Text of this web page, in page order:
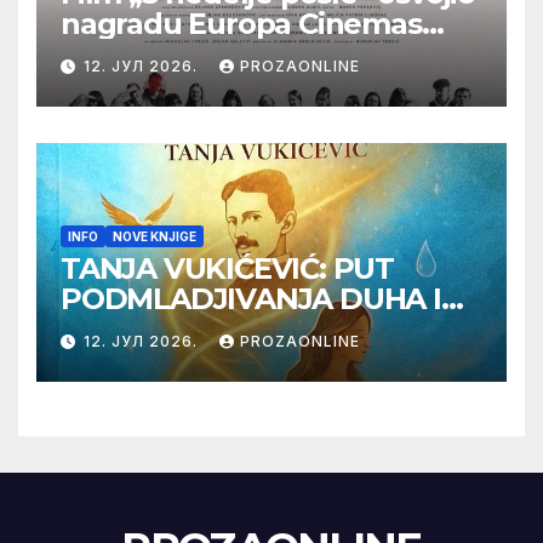
nagradu Europa Cinemas
Label na Filmskom festivalu
u Karlovim Varima
12. ЈУЛ 2026. PROZAONLINE
INFO NOVE KNJIGE
TANJA VUKIĆEVIĆ: PUT
PODMLADJIVANJA DUHA I
TELA SA TESLOM
12. ЈУЛ 2026. PROZAONLINE